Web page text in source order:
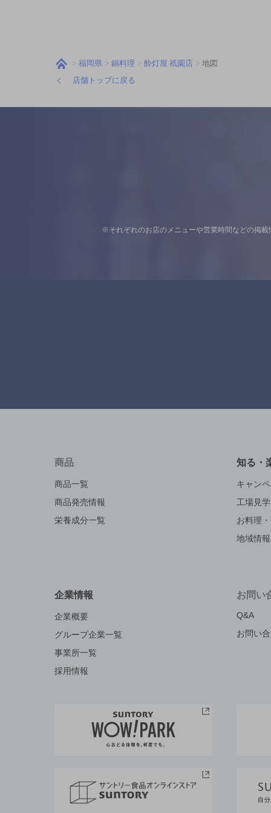
福岡県 鍋料理 酔灯屋 祇園店
地図
店舗トップに戻る
※それぞれのお店のメニューや営業時間などの掲載
商品
商品一覧
商品発売情報
栄養成分一覧
知る・
キャン
工場見学
お料理
地域情報
企業情報
企業概要
グループ企業一覧
事業所一覧
採用情報
お問い
Q&A
お問い